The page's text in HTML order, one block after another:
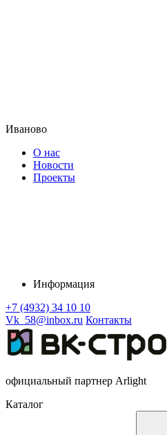
Иваново
О нас
Новости
Проекты
Информация
+7 (4932) 34 10 10
Vk_58@inbox.ru Контакты
официальный партнер Arlight
Каталог